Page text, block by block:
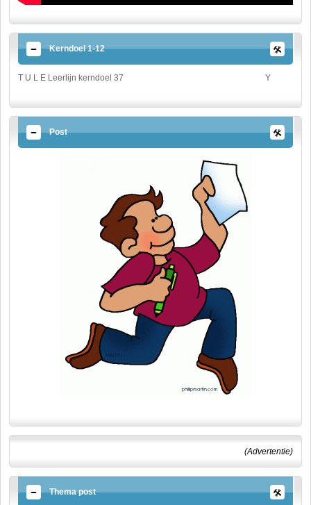
Kerndoel 1-12
T U L E Leerlijn kerndoel 37 Y
Post
(Advertentie)
Thema post